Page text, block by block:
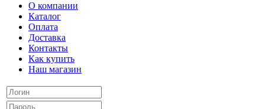
О компании
Каталог
Оплата
Доставка
Контакты
Как купить
Наш магазин